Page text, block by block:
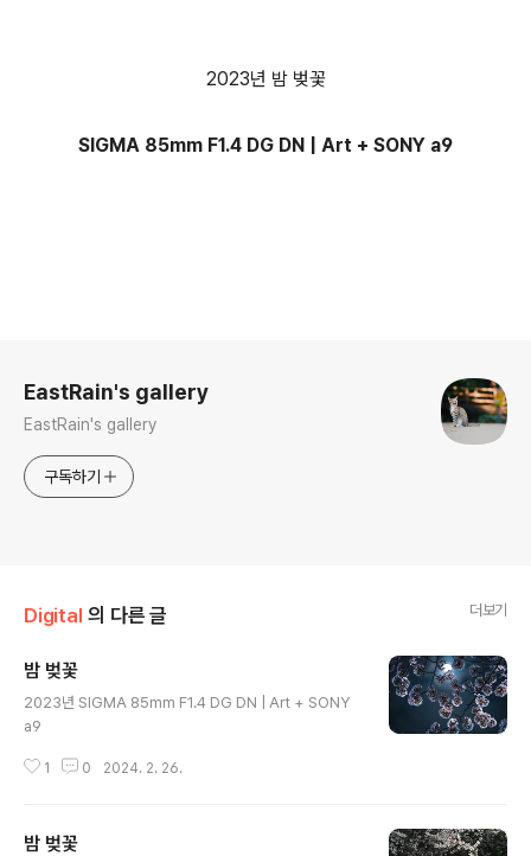
2023년 밤 벚꽃
SIGMA 85mm F1.4 DG DN | Art + SONY a9
EastRain's gallery
EastRain's gallery
구독하기
Digital 의 다른 글 더보기
밤 벚꽃
2023년 SIGMA 85mm F1.4 DG DN | Art + SONY
a9
1 0 2024. 2. 26.
밤 벚꽃